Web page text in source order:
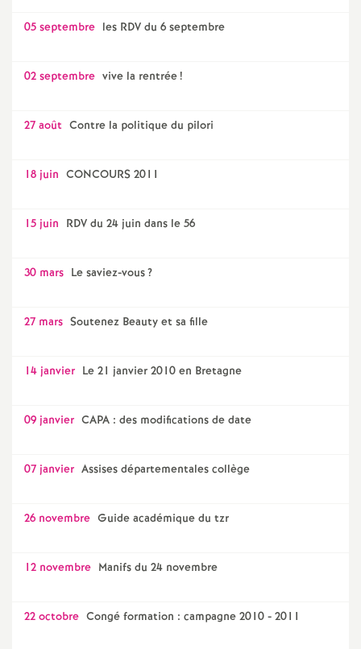
05 septembre les RDV du 6 septembre
02 septembre vive la rentrée!
27 août Contre la politique du pilori
18 juin CONCOURS 2011
15 juin RDV du 24 juin dans le 56
30 mars Le saviez-vous?
27 mars Soutenez Beauty et sa fille
14 janvier Le 21 janvier 2010 en Bretagne
09 janvier CAPA : des modifications de date
07 janvier Assises départementales collège
26 novembre Guide académique du tzr
12 novembre Manifs du 24 novembre
22 octobre Congé formation : campagne 2010 - 2011